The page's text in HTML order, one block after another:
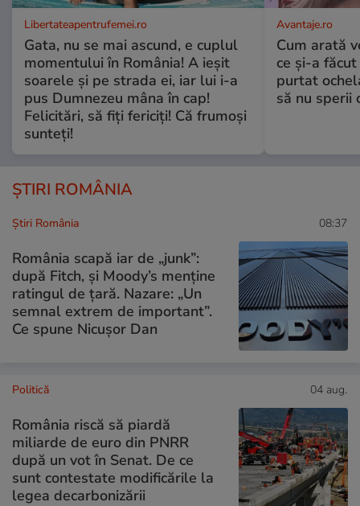
Libertateapentrufemei.ro
Gata, nu se mai ascund, e cuplul
momentului în România! A ieșit
soarele și pe strada ei, iar lui i-a
pus Dumnezeu mâna în cap!
Felicitări, să fiți fericiți! Că frumoși
sunteți!
Avantaje.ro
Cum arată
ce și-a
purtat
să nu sperii
ȘTIRI ROMÂNIA
Știri România 08:37
România scapă iar de „junk”:
după Fitch, și Moody’s menține
ratingul de țară. Nazare: „Un
semnal extrem de important”.
Ce spune Nicușor Dan
Politică 04 aug.
România riscă să piardă
miliarde de euro din PNRR
după un vot în Senat. De ce
sunt contestate modificările la
legea decarbonizării